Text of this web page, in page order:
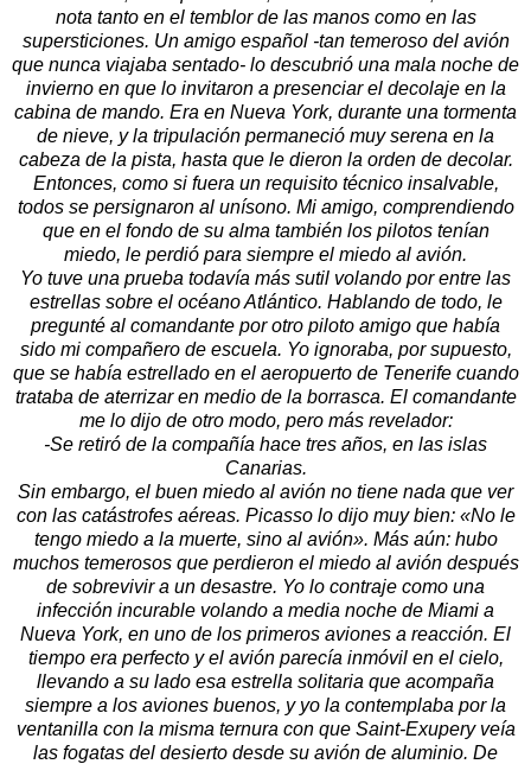
nota tanto en el temblor de las manos como en las
supersticiones. Un amigo español -tan temeroso del avión
que nunca viajaba sentado- lo descubrió una mala noche de
invierno en que lo invitaron a presenciar el decolaje en la
cabina de mando. Era en Nueva York, durante una tormenta
de nieve, y la tripulación permaneció muy serena en la
cabeza de la pista, hasta que le dieron la orden de decolar.
Entonces, como si fuera un requisito técnico insalvable,
todos se persignaron al unísono. Mi amigo, comprendiendo
que en el fondo de su alma también los pilotos tenían
miedo, le perdió para siempre el miedo al avión.
Yo tuve una prueba todavía más sutil volando por entre las
estrellas sobre el océano Atlántico. Hablando de todo, le
pregunté al comandante por otro piloto amigo que había
sido mi compañero de escuela. Yo ignoraba, por supuesto,
que se había estrellado en el aeropuerto de Tenerife cuando
trataba de aterrizar en medio de la borrasca. El comandante
me lo dijo de otro modo, pero más revelador:
-Se retiró de la compañía hace tres años, en las islas
Canarias.
Sin embargo, el buen miedo al avión no tiene nada que ver
con las catástrofes aéreas. Picasso lo dijo muy bien: «No le
tengo miedo a la muerte, sino al avión». Más aún: hubo
muchos temerosos que perdieron el miedo al avión después
de sobrevivir a un desastre. Yo lo contraje como una
infección incurable volando a media noche de Miami a
Nueva York, en uno de los primeros aviones a reacción. El
tiempo era perfecto y el avión parecía inmóvil en el cielo,
llevando a su lado esa estrella solitaria que acompaña
siempre a los aviones buenos, y yo la contemplaba por la
ventanilla con la misma ternura con que Saint-Exupery veía
las fogatas del desierto desde su avión de aluminio. De